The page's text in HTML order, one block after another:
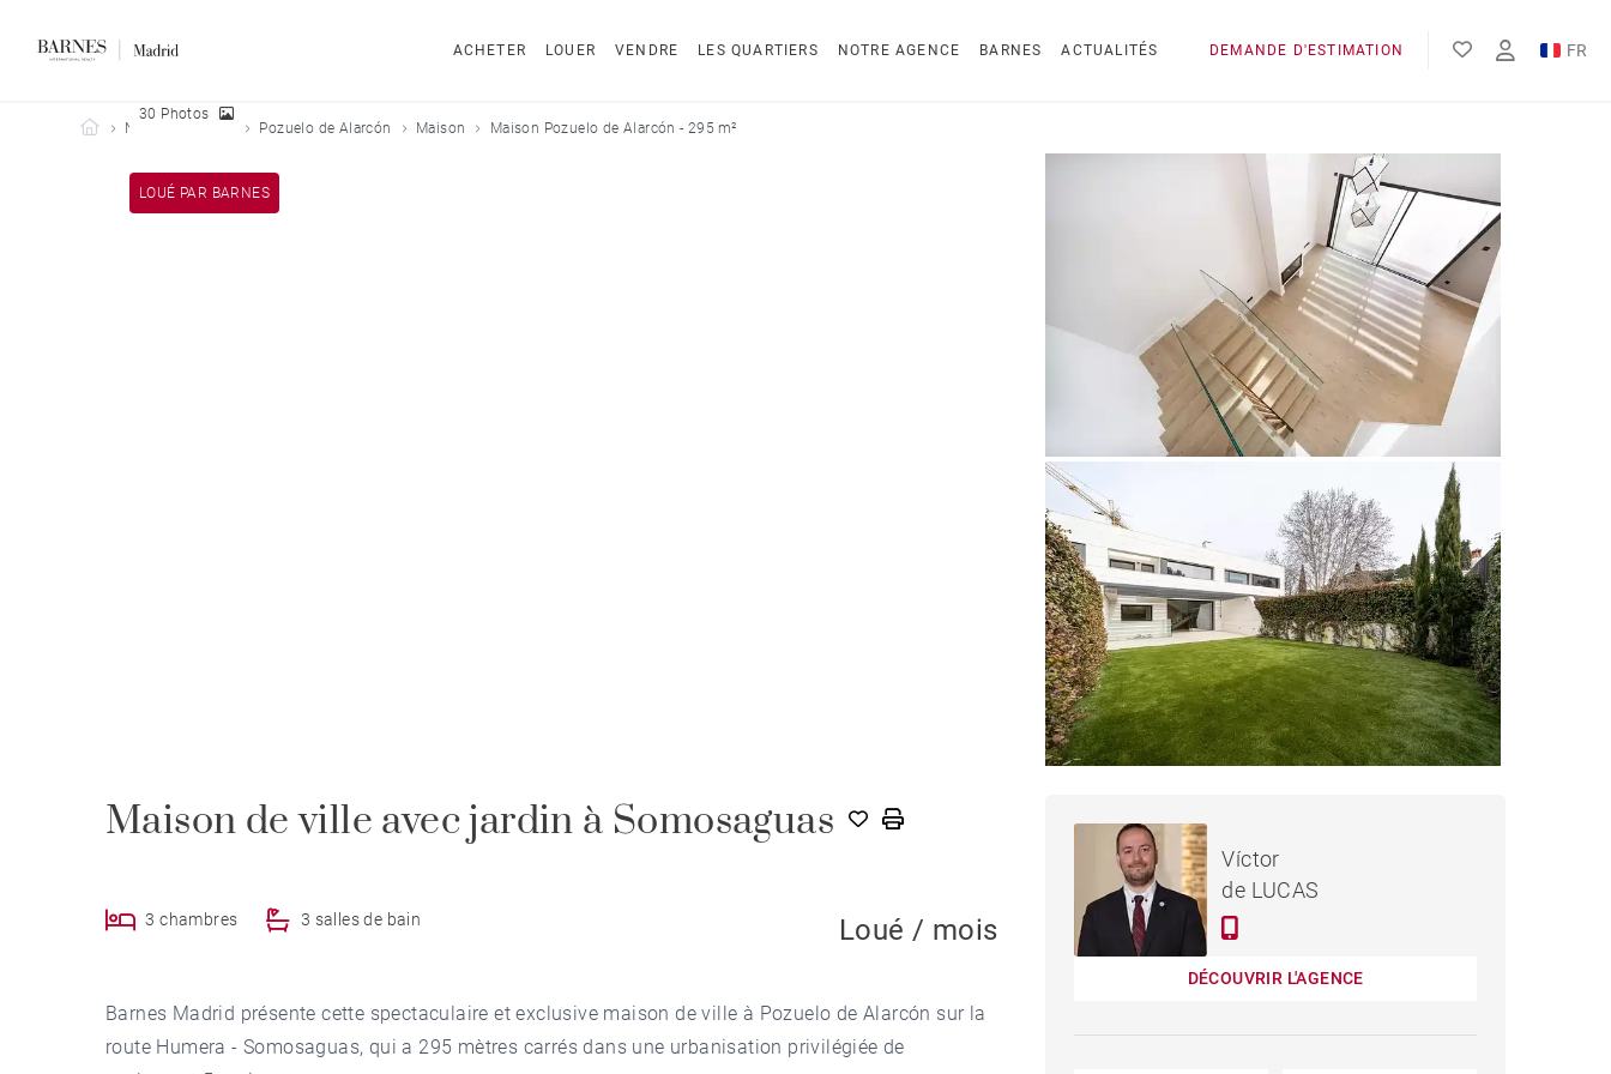
ACHETER LOUER VENDRE LES QUARTIERS NOTRE AGENCE BARNES ACTUALITÉS DEMANDE D'ESTIMATION FR
EN
Barnes Madrid
Nos biens loués Pozuelo de Alarcón Maison Maison Pozuelo de Alarcón - 295 m²
LOUÉ PAR BARNES
30 Photos
Maison de ville avec jardin à Somosaguas
3 chambres 3 salles de bain Loué / mois
Barnes Madrid présente cette spectaculaire et exclusive maison de ville à Pozuelo de Alarcón sur la
route Humera - Somosaguas, qui a 295 mètres carrés dans une urbanisation privilégiée de
MAISON POZUELO DE
ALARCÓN - 295 M²
Víctor
de LUCAS
DÉCOUVRIR L'AGENCE